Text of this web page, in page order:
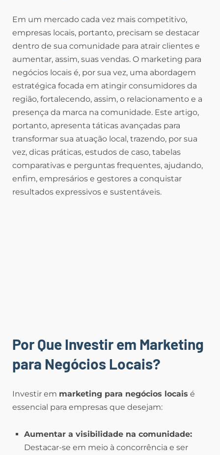
Em um mercado cada vez mais competitivo,
empresas locais, portanto, precisam se destacar
dentro de sua comunidade para atrair clientes e
aumentar, assim, suas vendas. O marketing para
negócios locais é, por sua vez, uma abordagem
estratégica focada em atingir consumidores da
região, fortalecendo, assim, o relacionamento e a
presença da marca na comunidade. Este artigo,
portanto, apresenta táticas avançadas para
transformar sua atuação local, trazendo, por sua
vez, dicas práticas, estudos de caso, tabelas
comparativas e perguntas frequentes, ajudando,
enfim, empresários e gestores a conquistar
resultados expressivos e sustentáveis.
Por Que Investir em Marketing
para Negócios Locais?
Investir em marketing para negócios locais é
essencial para empresas que desejam:
Aumentar a visibilidade na comunidade:
Destacar-se em meio à concorrência e ser